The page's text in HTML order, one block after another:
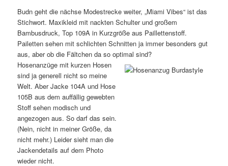
Budn geht die nächse Modestrecke weiter, „Miami Vibes“ ist das
Stichwort. Maxikleid mit nackten Schulter und großem
Bambusdruck, Top 109A in Kurzgröße aus Paillettenstoff.
Pailetten sehen mit schlichten Schnitten ja immer besonders gut
aus, aber ob die Fältchen da so optimal sind?
Hosenanzüge mit kurzen Hosen
sind ja generell nicht so meine
Welt. Aber Jacke 104A und Hose
105B aus dem auffällig gewebten
Stoff sehen modisch und
angezogen aus. So darf das sein.
(Nein, nicht in meiner Größe, da
nicht mehr.) Leider sieht man die
Jackendetails auf dem Photo
wieder nicht.